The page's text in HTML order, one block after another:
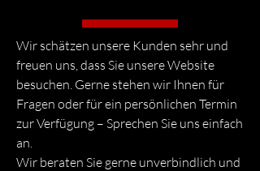
Wir schätzen unsere Kunden sehr und
freuen uns, dass Sie unsere Website
besuchen. Gerne stehen wir Ihnen für
Fragen oder für ein persönlichen Termin
zur Verfügung – Sprechen Sie uns einfach
an.
Wir beraten Sie gerne unverbindlich und